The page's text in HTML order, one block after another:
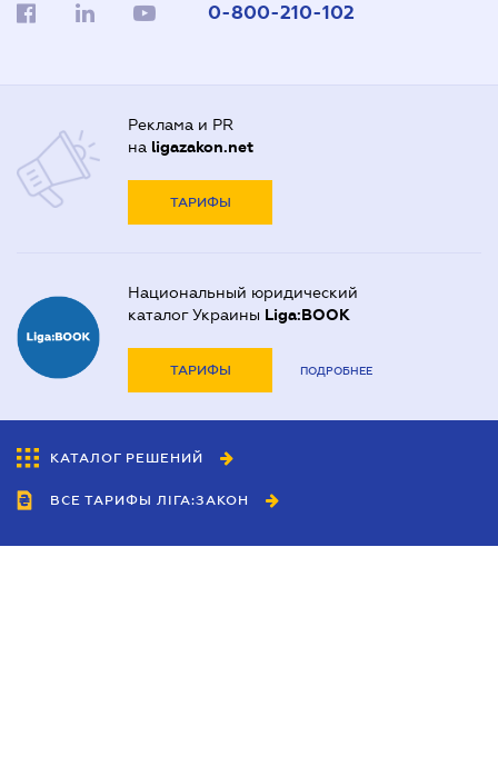
0-800-210-102
Реклама и PR
на ligazakon.net
ТАРИФЫ
Национальный юридический
каталог Украины Liga:BOOK
ТАРИФЫ ПОДРОБНЕЕ
КАТАЛОГ РЕШЕНИЙ
ВСЕ ТАРИФЫ ЛІГА:ЗАКОН